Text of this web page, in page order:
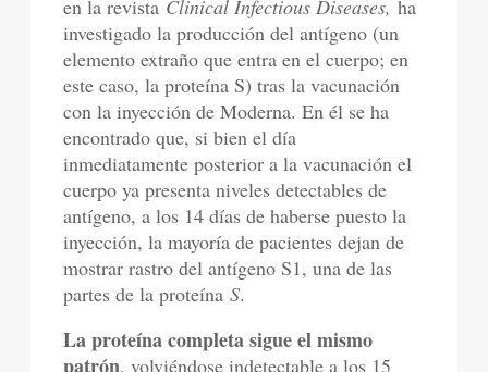
en la revista Clinical Infectious Diseases,ha
investigado la producción del antígeno (un
elemento extraño que entra en el cuerpo; en
este caso, la proteína S) tras la vacunación
con la inyección de Moderna. En él se ha
encontrado que, si bien el día
inmediatamente posterior a la vacunación el
cuerpo ya presenta niveles detectables de
antígeno, a los 14 días de haberse puesto la
inyección, la mayoría de pacientes dejan de
mostrar rastro del antígeno S1, una de las
partes de la proteínaS.
La proteína completa sigue el mismo
patrón, volviéndose indetectable a los 15